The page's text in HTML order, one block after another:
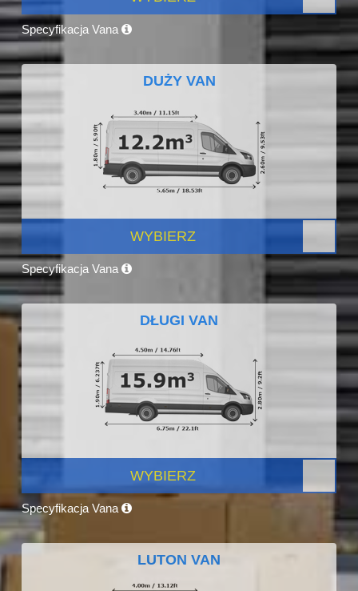
Specyfikacja Vana
DUŻY VAN
WYBIERZ
Specyfikacja Vana
DŁUGI VAN
WYBIERZ
Specyfikacja Vana
LUTON VAN